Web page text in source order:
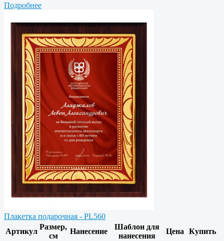
Подробнее
Плакетка подарочная - PL560
Артикул
Размер,
см
Нанесение
Шаблон для
нанесения
Цена Купить